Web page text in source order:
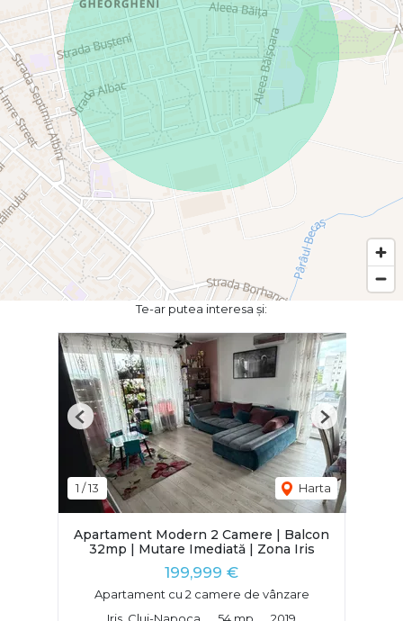
Te-ar putea interesa și:
1 /13 Harta
Previous Next
Apartament Modern 2 Camere | Balcon
32mp | Mutare Imediată | Zona Iris
199,999 €
Apartament cu 2 camere de vânzare